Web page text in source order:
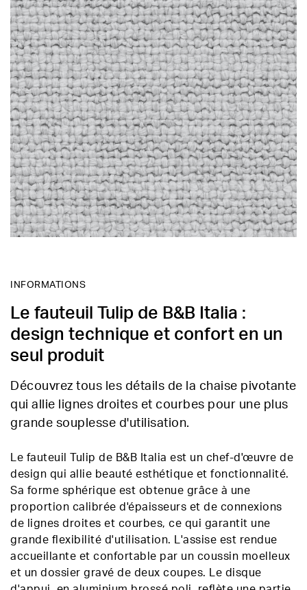
INFORMATIONS
Le fauteuil Tulip de B&B Italia :
design technique et confort en un
seul produit
Découvrez tous les détails de la chaise pivotante
qui allie lignes droites et courbes pour une plus
grande souplesse d'utilisation.
Le fauteuil Tulip de B&B Italia est un chef-d'œuvre de
design qui allie beauté esthétique et fonctionnalité.
Sa forme sphérique est obtenue grâce à une
proportion calibrée d'épaisseurs et de connexions
de lignes droites et courbes, ce qui garantit une
grande flexibilité d'utilisation. L'assise est rendue
accueillante et confortable par un coussin moelleux
et un dossier gravé de deux coupes. Le disque